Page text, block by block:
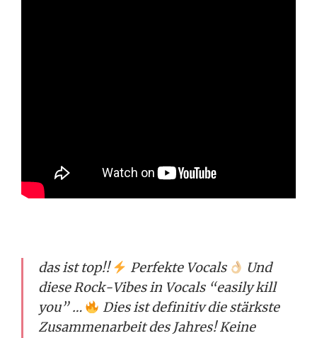
das ist top!! Perfekte Vocals
Und
diese Rock-Vibes in Vocals “easily kill
you” …
Dies ist definitiv die stärkste
Zusammenarbeit des Jahres! Keine